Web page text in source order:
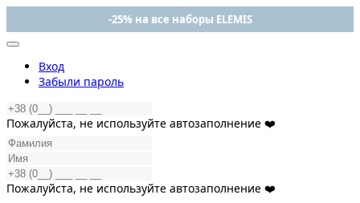
-25% на все наборы ELEMIS
Вход
Забыли пароль
Пожалуйста, не используйте автозаполнение ❤️
Пожалуйста, не используйте автозаполнение ❤️